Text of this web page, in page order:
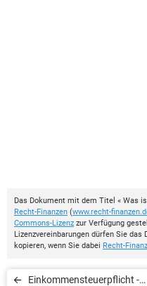
Das Dokument mit dem Titel « Was
Recht-Finanzen (www.recht-
Commons-Lizenz zur Verfügung
Lizenzvereinbarungen dürfen Sie das
kopieren, wenn Sie dabei Recht-
Einkommensteuerpflicht -